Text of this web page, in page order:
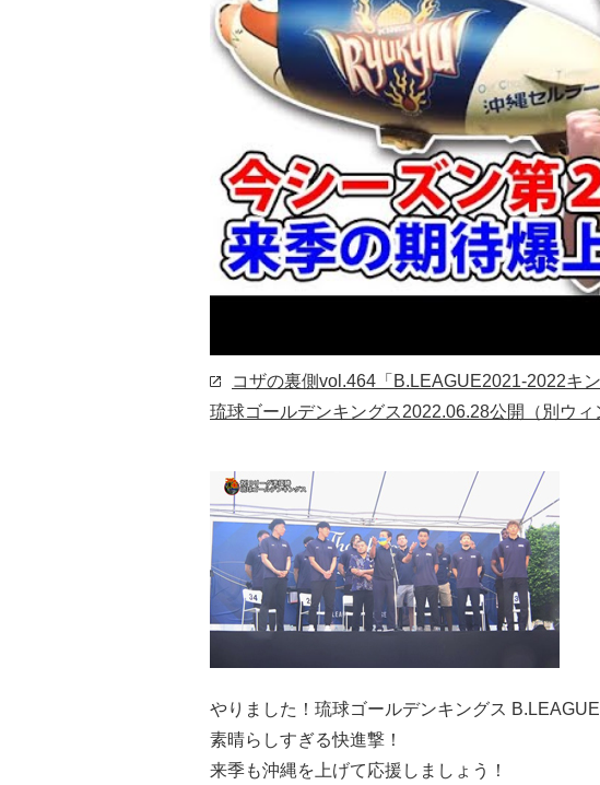
コザの裏側vol.464「B.LEAGUE2021-2022キ
琉球ゴールデンキングス2022.06.28公開 （別ウ
やりました！琉球ゴールデンキングス
素晴らしすぎる快進撃！
来季も沖縄を上げて応援しましょう！